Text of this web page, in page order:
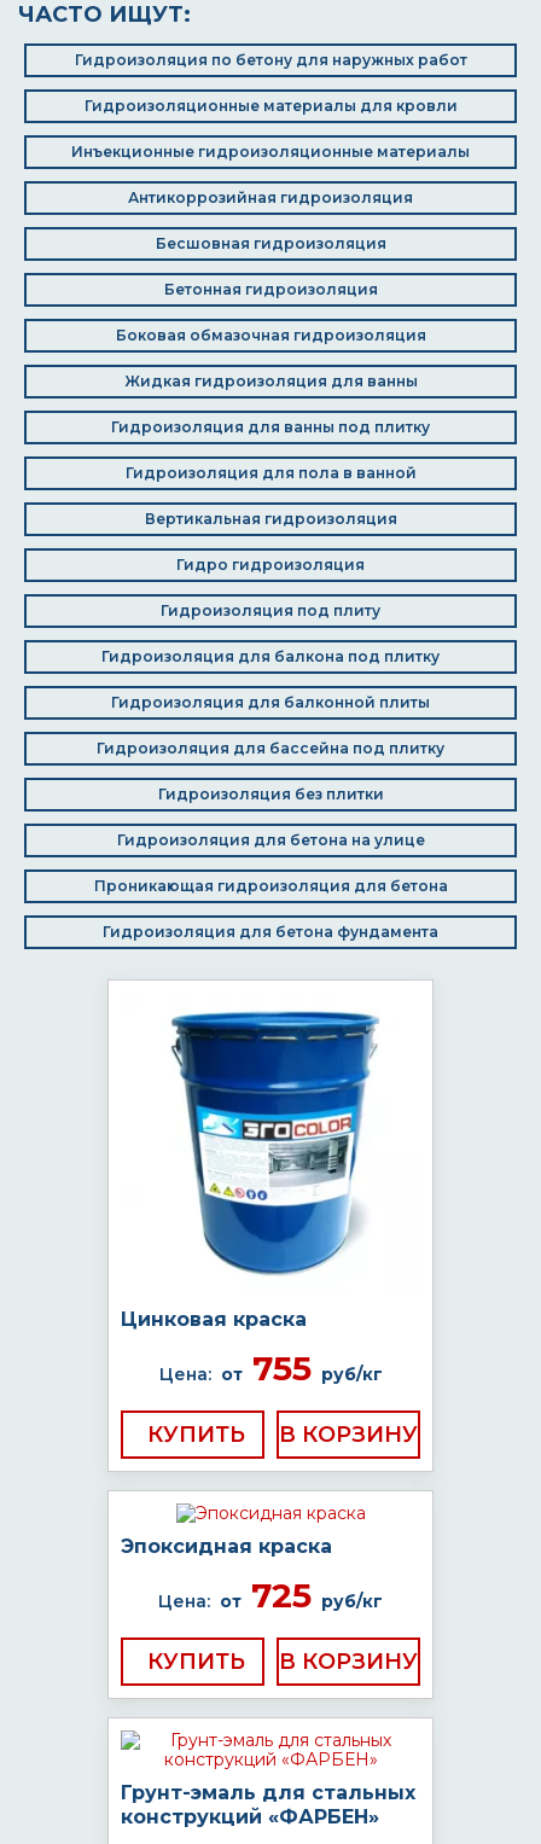
ЧАСТО ИЩУТ:
Гидроизоляция по бетону для наружных работ
Гидроизоляционные материалы для кровли
Инъекционные гидроизоляционные материалы
Антикоррозийная гидроизоляция
Бесшовная гидроизоляция
Бетонная гидроизоляция
Боковая обмазочная гидроизоляция
Жидкая гидроизоляция для ванны
Гидроизоляция для ванны под плитку
Гидроизоляция для пола в ванной
Вертикальная гидроизоляция
Гидро гидроизоляция
Гидроизоляция под плиту
Гидроизоляция для балкона под плитку
Гидроизоляция для балконной плиты
Гидроизоляция для бассейна под плитку
Гидроизоляция без плитки
Гидроизоляция для бетона на улице
Проникающая гидроизоляция для бетона
Гидроизоляция для бетона фундамента
Цинковая краска
Цена: от755 руб/кг
КУПИТЬ
Эпоксидная краска
Цена: от 725 руб/кг
КУПИТЬ
Грунт-эмаль для стальных
конструкций «ФАРБЕН»